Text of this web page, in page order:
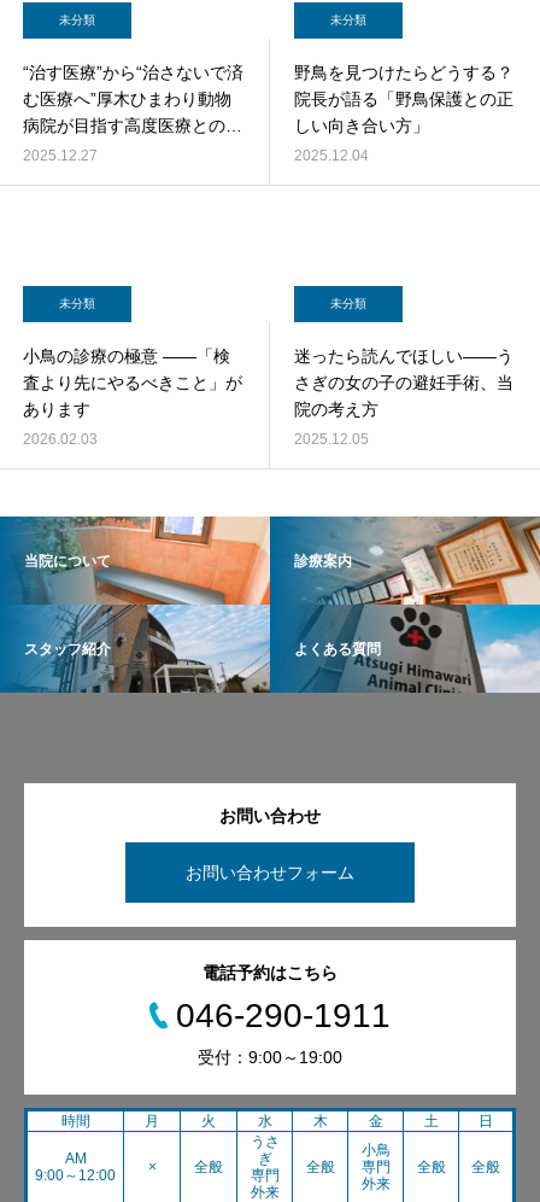
未分類
“治す医療”から“治さないで済
む医療へ”厚木ひまわり動物
病院が目指す高度医療との連
携と、動物版・養生訓という
2025.12.27
未分類
野鳥を見つけたらどうする？
院長が語る「野鳥保護との正
しい向き合い方」
2025.12.04
未分類
小鳥の診療の極意 ――「検
査より先にやるべきこと」が
あります
2026.02.03
未分類
迷ったら読んでほしい——う
さぎの女の子の避妊手術、当
院の考え方
2025.12.05
当院について 診療案内
スタッフ紹介 よくある質問
お問い合わせ
お問い合わせフォーム
電話予約はこちら
046-290-1911
受付：9:00～19:00
時間 月 火 水 木 金 土 日
AM
9:00～12:00
× 全般
うさ
ぎ
専門
外来
全般
小鳥
専門
外来
全般 全般